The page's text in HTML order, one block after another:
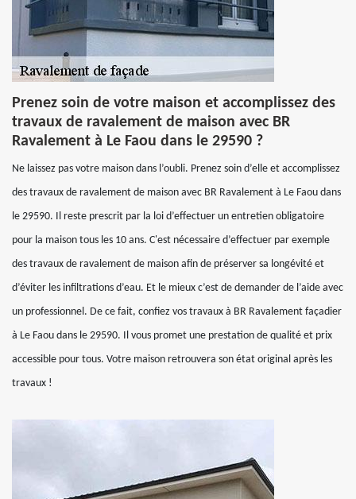
Prenez soin de votre maison et accomplissez des
travaux de ravalement de maison avec BR
Ravalement à Le Faou dans le 29590 ?
Ne laissez pas votre maison dans l’oubli. Prenez soin d’elle et accomplissez
des travaux de ravalement de maison avec BR Ravalement à Le Faou dans
le 29590. Il reste prescrit par la loi d’effectuer un entretien obligatoire
pour la maison tous les 10 ans. C'est nécessaire d’effectuer par exemple
des travaux de ravalement de maison afin de préserver sa longévité et
d’éviter les infiltrations d’eau. Et le mieux c’est de demander de l’aide avec
un professionnel. De ce fait, confiez vos travaux à BR Ravalement façadier
à Le Faou dans le 29590. Il vous promet une prestation de qualité et prix
accessible pour tous. Votre maison retrouvera son état original après les
travaux !